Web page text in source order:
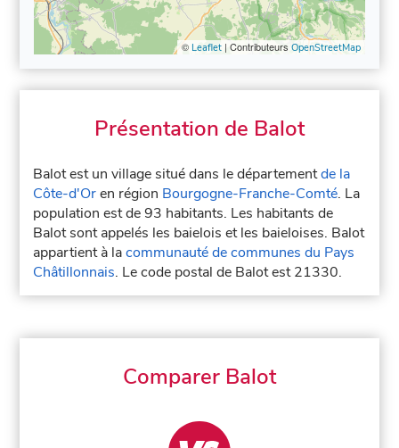
© Leaflet| Contributeurs OpenStreetMap
Présentation de Balot
Balot est un village situé dans le départementde la
Côte-d'Oren région Bourgogne-Franche-Comté. La
population est de 93 habitants. Les habitants de
Balot sont appelés les baielois et les baieloises. Balot
appartient à lacommunauté de communes du Pays
Châtillonnais. Le code postal de Balot est 21330.
Comparer Balot